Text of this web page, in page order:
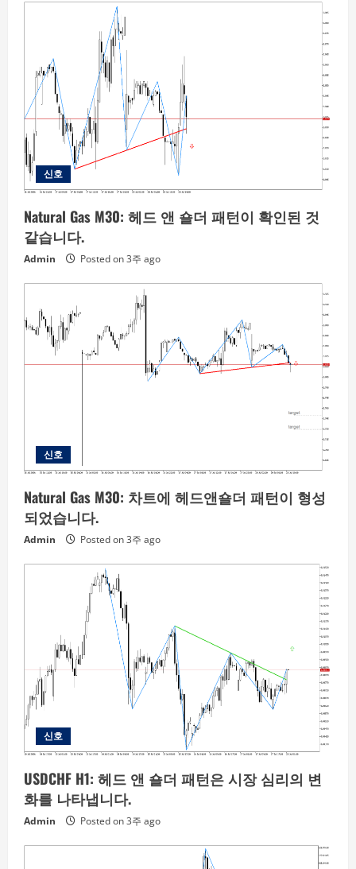
신호
Natural Gas M30: 헤드 앤 숄더 패턴이 확인된 것
같습니다.
Admin Posted on 3주 ago
신호
Natural Gas M30: 차트에 헤드앤숄더 패턴이 형성
되었습니다.
Admin Posted on 3주 ago
신호
USDCHF H1: 헤드 앤 숄더 패턴은 시장 심리의 변
화를 나타냅니다.
Admin Posted on 3주 ago